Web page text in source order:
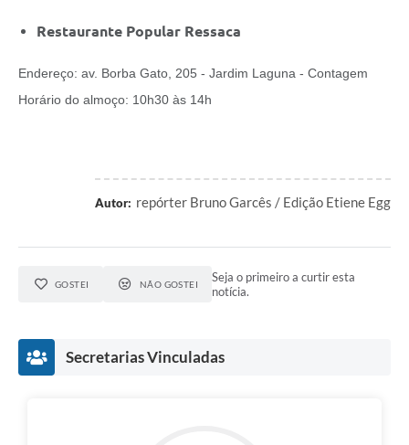
Restaurante Popular Ressaca
Endereço: av. Borba Gato, 205 - Jardim Laguna - Contagem
Horário do almoço: 10h30 às 14h
Autor: repórter Bruno Garcês / Edição Etiene Egg
GOSTEI NÃO GOSTEI
Seja o primeiro a curtir esta
notícia.
Secretarias Vinculadas